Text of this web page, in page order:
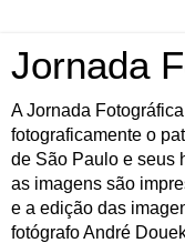
Jornada
A Jornada
fotograficamente o
de São Paulo e seus
as imagens são
e a edição das
fotógrafo André